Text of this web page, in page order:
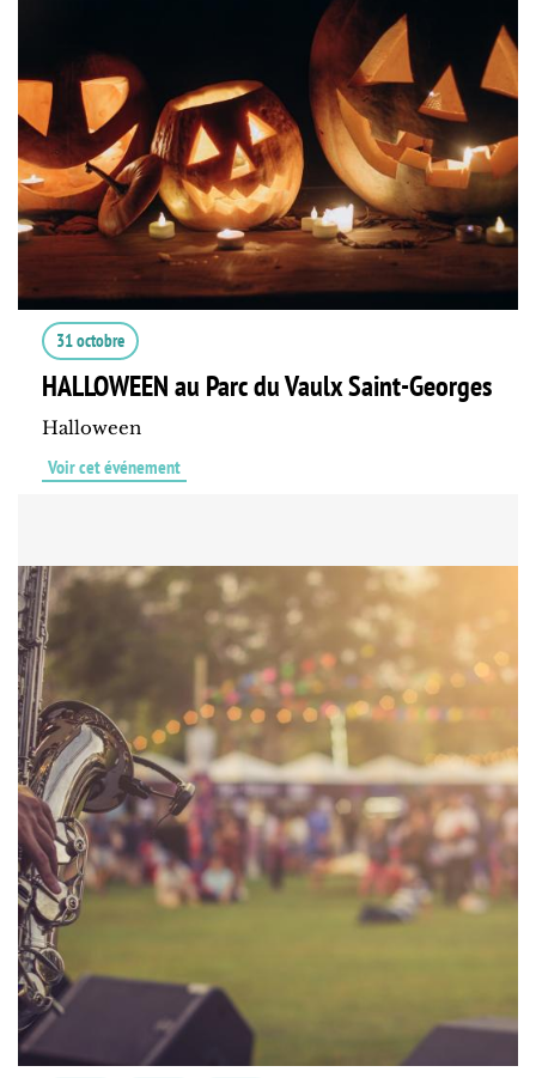
31 octobre
HALLOWEEN au Parc du Vaulx Saint-Georges
Halloween
Voir cet événement